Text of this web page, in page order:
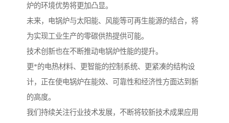
炉的环境优势将更加凸显。
未来，电锅炉与太阳能、风能等可再生能源的结合，将
为实现工业生产的零碳供热提供可能。
技术创新也在不断推动电锅炉性能的提升。
更*的电热材料、更智能的控制系统、更紧凑的结构设
计，正在使电锅炉在能效、可靠性和经济性方面达到新
的高度。
我们持续关注行业技术发展，不断将较新技术成果应用